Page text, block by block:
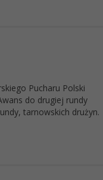
Pucharu Polski
do drugiej rundy
tarnowskich drużyn.